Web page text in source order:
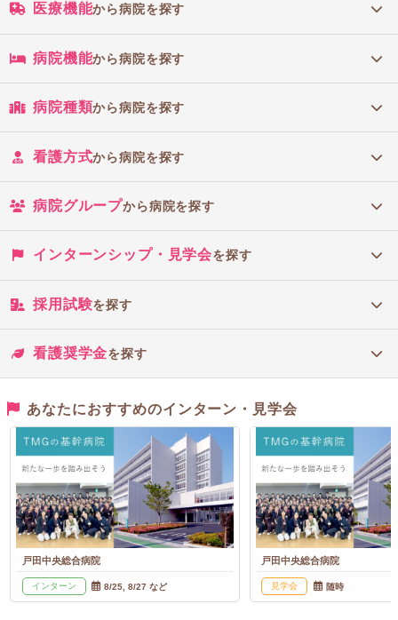
医療機能から病院を探す
病院機能から病院を探す
病院種類から病院を探す
看護方式から病院を探す
病院グループから病院を探す
インターンシップ・見学会を探す
採用試験を探す
看護奨学金を探す
あなたにおすすめのインターン・見学会
戸田中央総合病院
インターン 8/25, 8/27 など
戸田中央総合病院
見学会 随時